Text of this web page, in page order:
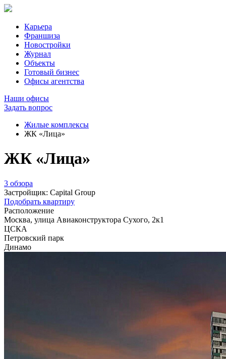
Карьера
Франшиза
Новостройки
Журнал
Объекты
Готовый бизнес
Офисы агентства
Наши офисы
Задать вопрос
Жилые комплексы
ЖК «Лица»
ЖК «Лица»
3 обзора
Застройщик: Capital Group
Подобрать квартиру
Расположение
Москва, улица Авиаконструктора Сухого, 2к1
ЦСКА
Петровский парк
Динамо